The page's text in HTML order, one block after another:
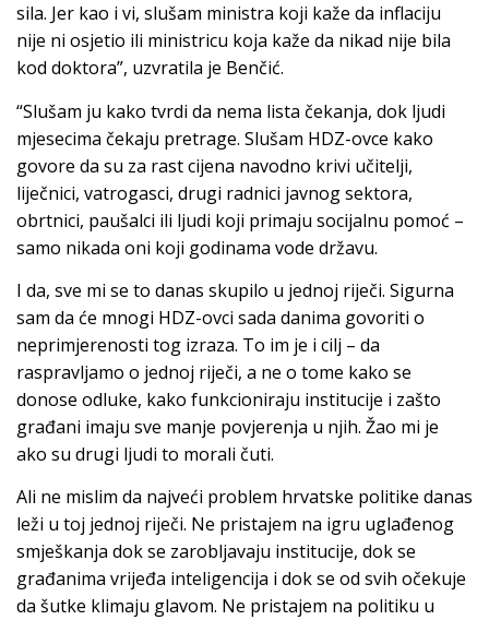
sila. Jer kao i vi, slušam ministra koji kaže da inflaciju
nije ni osjetio ili ministricu koja kaže da nikad nije bila
kod doktora”, uzvratila je Benčić.
“Slušam ju kako tvrdi da nema lista čekanja, dok ljudi
mjesecima čekaju pretrage. Slušam HDZ-ovce kako
govore da su za rast cijena navodno krivi učitelji,
liječnici, vatrogasci, drugi radnici javnog sektora,
obrtnici, paušalci ili ljudi koji primaju socijalnu pomoć –
samo nikada oni koji godinama vode državu.
I da, sve mi se to danas skupilo u jednoj riječi. Sigurna
sam da će mnogi HDZ-ovci sada danima govoriti o
neprimjerenosti tog izraza. To im je i cilj – da
raspravljamo o jednoj riječi, a ne o tome kako se
donose odluke, kako funkcioniraju institucije i zašto
građani imaju sve manje povjerenja u njih. Žao mi je
ako su drugi ljudi to morali čuti.
Ali ne mislim da najveći problem hrvatske politike danas
leži u toj jednoj riječi. Ne pristajem na igru uglađenog
smješkanja dok se zarobljavaju institucije, dok se
građanima vrijeđa inteligencija i dok se od svih očekuje
da šutke klimaju glavom. Ne pristajem na politiku u